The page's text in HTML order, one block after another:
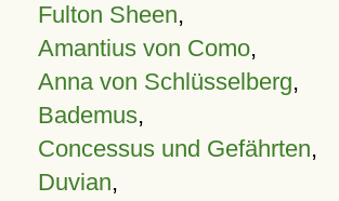
Fulton Sheen,
Amantius von Como,
Anna von Schlüsselberg,
Bademus,
Concessus und Gefährten,
Duvian,